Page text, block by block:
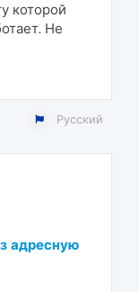
которой
Не
Русский
адресную